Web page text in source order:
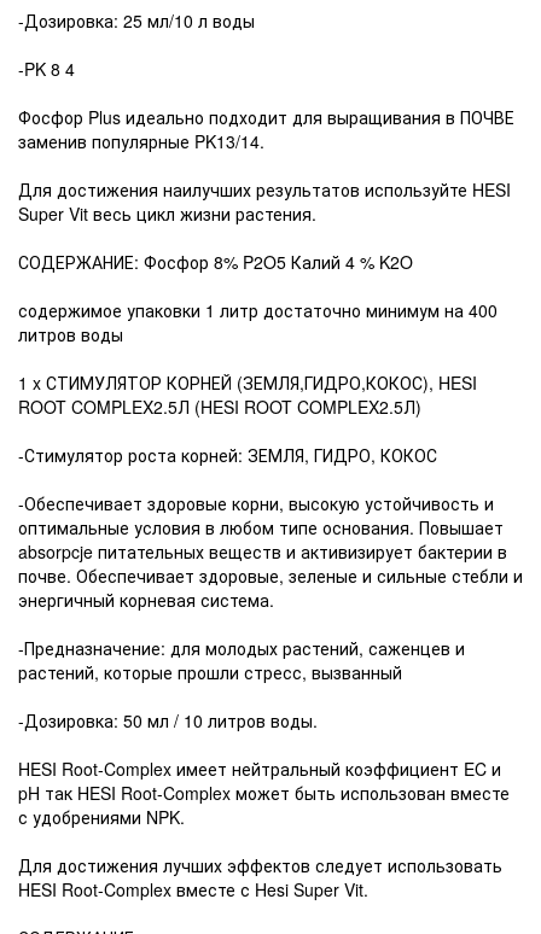
-Дозировка: 25 мл/10 л воды
-PK 8 4
Фосфор Plus идеально подходит для выращивания в ПОЧВЕ
заменив популярные PK13/14.
Для достижения наилучших результатов используйте HESI
Super Vit весь цикл жизни растения.
СОДЕРЖАНИЕ: Фосфор 8% P2O5 Калий 4 % K2O
содержимое упаковки 1 литр достаточно минимум на 400
литров воды
1 x СТИМУЛЯТОР КОРНЕЙ (ЗЕМЛЯ,ГИДРО,КОКОС), HESI
ROOT COMPLEX2.5Л (HESI ROOT COMPLEX2.5Л)
-Стимулятор роста корней: ЗЕМЛЯ, ГИДРО, КОКОС
-Обеспечивает здоровые корни, высокую устойчивость и
оптимальные условия в любом типе основания. Повышает
absorpcje питательных веществ и активизирует бактерии в
почве. Обеспечивает здоровые, зеленые и сильные стебли и
энергичный корневая система.
-Предназначение: для молодых растений, саженцев и
растений, которые прошли стресс, вызванный
-Дозировка: 50 мл / 10 литров воды.
HESI Root-Complex имеет нейтральный коэффициент EC и
pH так HESI Root-Complex может быть использован вместе
с удобрениями NPK.
Для достижения лучших эффектов следует использовать
HESI Root-Complex вместе с Hesi Super Vit.